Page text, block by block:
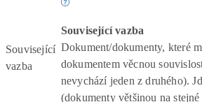
Související
vazba
Související vazba
Dokument/dokumenty, které
dokumentem věcnou
nevychází jeden z druhého).
(dokumenty většinou na